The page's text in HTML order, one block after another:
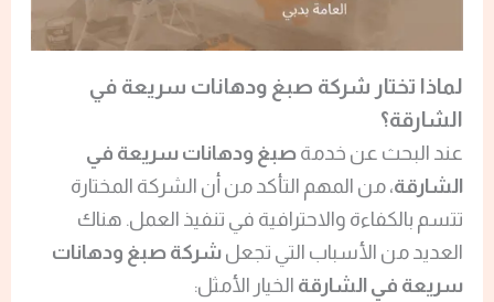
لماذا تختار شركة صبغ ودهانات سريعة في
الشارقة؟
عند البحث عن خدمةصبغ ودهانات سريعة في
الشارقة، من المهم التأكد من أن الشركة المختارة
تتسم بالكفاءة والاحترافية في تنفيذ العمل. هناك
العديد من الأسباب التي تجعلشركة صبغ ودهانات
سريعة في الشارقة الخيار الأمثل: